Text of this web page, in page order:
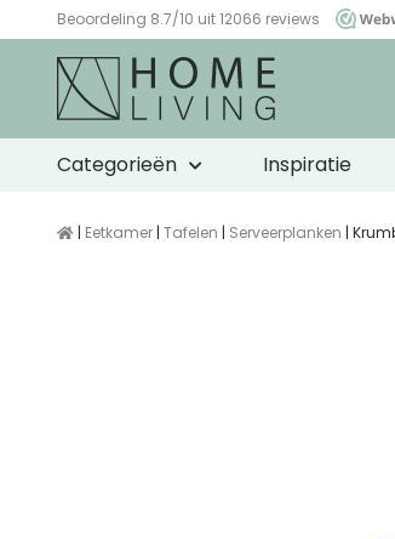
Beoordeling 8.7/10 uit 12066 reviews
WebwinkelKeur
Categorieën Inspiratie
| Eetkamer | Tafelen | Serveerplanken |